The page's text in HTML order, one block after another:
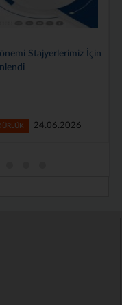
Stajyerlerimiz İçin
24.06.2026